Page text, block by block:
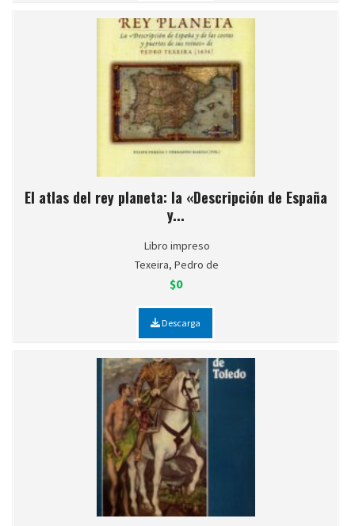
El atlas del rey planeta: la «Descripción de España
y...
Libro impreso
Texeira, Pedro de
$0
Descarga